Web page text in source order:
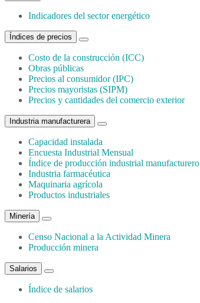
Indicadores del sector energético
Índices de precios
Costo de la construcción (ICC)
Obras públicas
Precios al consumidor (IPC)
Precios mayoristas (SIPM)
Precios y cantidades del comercio exterior
Industria manufacturera
Capacidad instalada
Encuesta Industrial Mensual
Índice de producción industrial manufacturero
Industria farmacéutica
Maquinaria agrícola
Productos industriales
Minería
Censo Nacional a la Actividad Minera
Producción minera
Salarios
Índice de salarios